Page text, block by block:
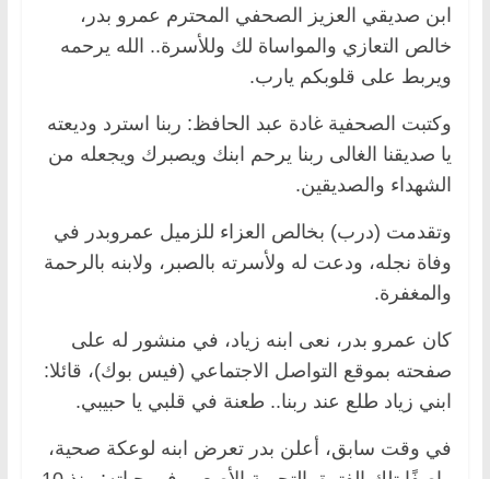
ابن صديقي العزيز الصحفي المحترم عمرو بدر،
خالص التعازي والمواساة لك وللأسرة.. الله يرحمه
ويربط على قلوبكم يارب.
وكتبت الصحفية غادة عبد الحافظ: ربنا استرد وديعته
يا صديقنا الغالى ربنا يرحم ابنك ويصبرك ويجعله من
الشهداء والصديقين.
وتقدمت (درب) بخالص العزاء للزميل عمروبدر في
وفاة نجله، ودعت له ولأسرته بالصبر، ولابنه بالرحمة
والمغفرة.
كان عمرو بدر، نعى ابنه زياد، في منشور له على
صفحته بموقع التواصل الاجتماعي (فيس بوك)، قائلا:
ابني زياد طلع عند ربنا.. طعنة في قلبي يا حبيبي.
في وقت سابق، أعلن بدر تعرض ابنه لوعكة صحية،